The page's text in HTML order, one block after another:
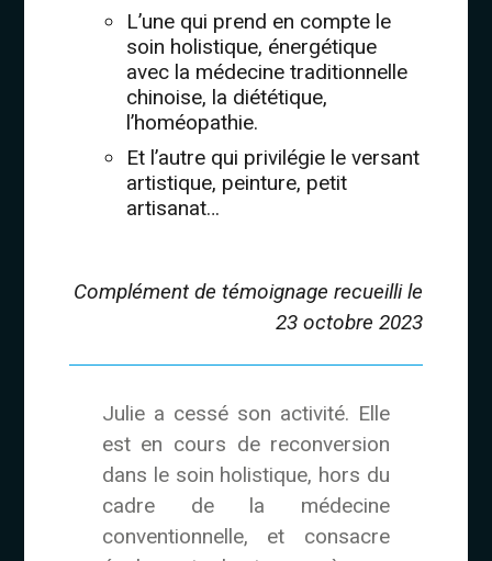
L’une qui prend en compte le
soin holistique, énergétique
avec la médecine traditionnelle
chinoise, la diététique,
l’homéopathie.
Et l’autre qui privilégie le versant
artistique, peinture, petit
artisanat…
Complément de témoignage recueilli le
23 octobre 2023
Julie a cessé son activité. Elle
est en cours de reconversion
dans le soin holistique, hors du
cadre de la médecine
conventionnelle, et consacre